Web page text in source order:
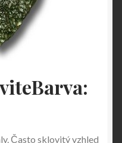
Barva:
Často sklovitý vzhled